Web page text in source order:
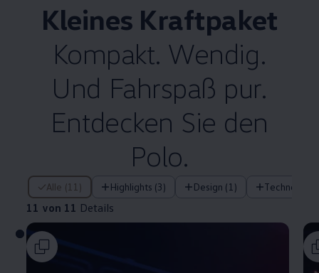
Kleines Kraftpaket
Kompakt. Wendig.
Und Fahrspaß pur.
Entdecken Sie den
Polo.
Alle (11) Highlights (3) Design (1)
11 von 11 Details
11 von 11 Details